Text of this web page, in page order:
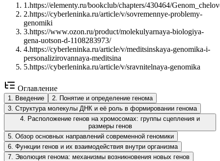
1 .https://elementy.ru/bookclub/chapters/430464/
2.https://cyberleninka.ru/article/v/sovremennye-problemy-
genomiki
3.https://www.ozon.ru/product/molekulyarnaya-biologiya-
gena-uotson-d-1108283973/
4.https://cyberleninka.ru/article/v/meditsinskaya-genomika-i-
personalizirovannaya-meditsina
5.https://cyberleninka.ru/article/v/sravnitelnaya-genomika
Оглавление
1 Введение 2
Понятие и определение генома
3 Структура молекулы ДНК и её роль в формировании генома
4
Расположение генов на хромосомах: группы сцепления и
размеры генов
5 Обзор основных направлений современной геномики
6 Функции генов и их взаимодействия внутри организма
7 Эволюция генома: механизмы возникновения новых генов